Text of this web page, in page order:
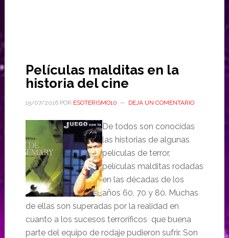
Películas malditas en la
historia del cine
15/07/2016POR ESOTERISMO10 DEJA UN COMENTARIO
De todos son conocidas
las historias de algunas
películas de terror,
películas malditas rodadas
en las décadas de los
años 60, 70 y 80. Muchas
de ellas son superadas por la realidad en
cuanto a los sucesos terroríficos que buena
parte del equipo de rodaje pudieron sufrir. Son